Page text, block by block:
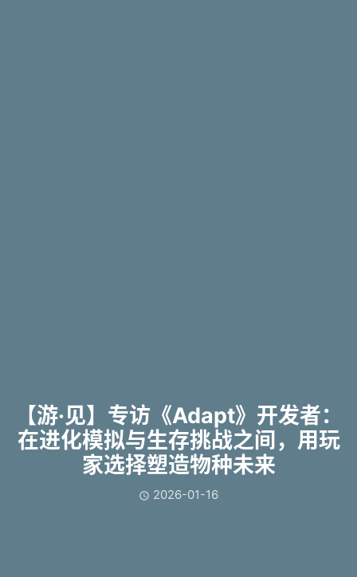
【游·见】专访《Adapt》开发者：
在进化模拟与生存挑战之间，用玩
家选择塑造物种未来
 2026-01-16